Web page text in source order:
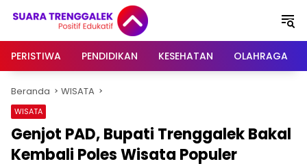
PERISTIWA
PENDIDIKAN KESEHATAN OLAHRAGA
Beranda WISATA
WISATA
Genjot PAD, Bupati Trenggalek Bakal
Kembali Poles Wisata Populer